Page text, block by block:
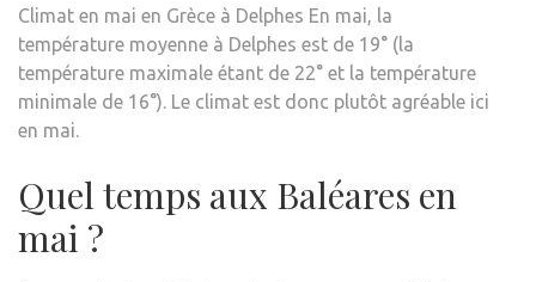
Climat en mai en Grèce à Delphes En mai, la
température moyenne à Delphes est de 19° (la
température maximale étant de 22° et la température
minimale de 16°). Le climat est donc plutôt agréable ici
en mai.
Quel temps aux Baléares en
mai ?